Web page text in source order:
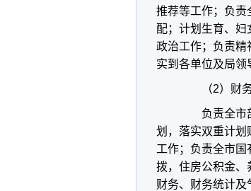
推荐等工作；负责
配；计划生育、
政治工作；负责精
实到各单位及局领
（2）财务
负责全市部
划，落实双重计划
工作；负责全市国
拨，住房公积金、
财务、财务统计